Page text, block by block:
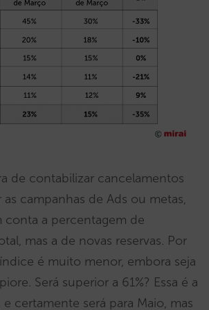
de contabilizar cancelamentos
campanhas de Ads ou metas,
conta a percentagem de
mas a de novas reservas. Por
é muito menor, embora seja
Será superior a 61%? Essa é a
certamente será para Maio, mas